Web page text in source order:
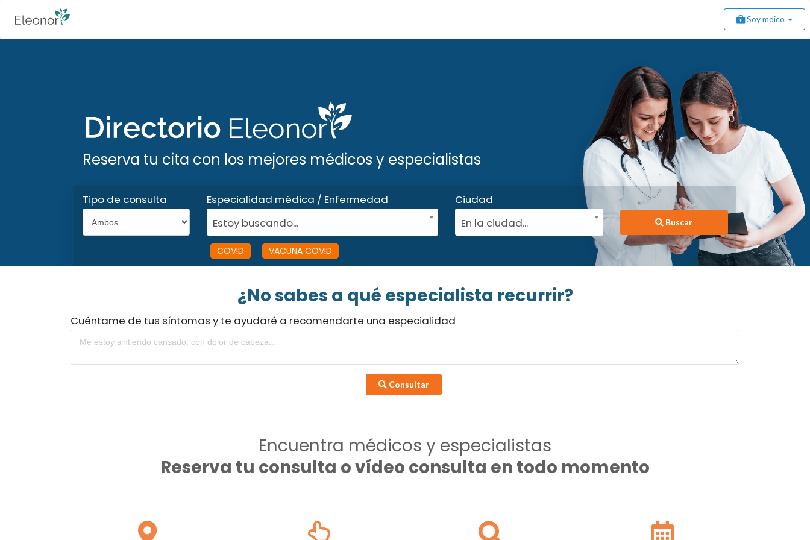
Soy mdico
Reserva tu cita con los mejores médicos y especialistas
Tipo de consulta
Especialidad médica / Enfermedad
Estoy buscando...
COVID VACUNA COVID
Ciudad
En la ciudad...
Buscar
¿No sabes a qué especialista recurrir?
Cuéntame de tus síntomas y te ayudaré a recomendarte una especialidad
Consultar
Encuentra médicos y especialistas
Reserva tu consulta o vídeo consulta en todo momento